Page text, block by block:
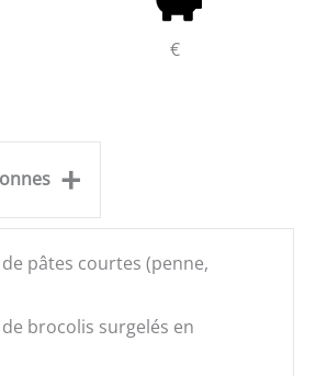
€
+
de pâtes courtes (penne,
de brocolis surgelés en